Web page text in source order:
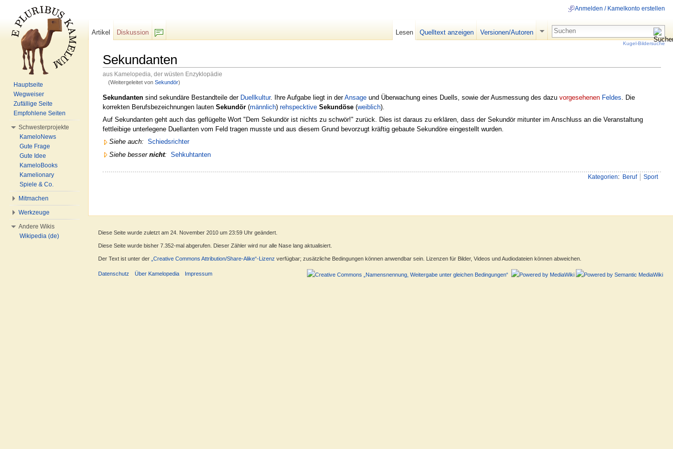
Sekundanten
aus Kamelopedia, der wüsten Enzyklopädie
(Weitergeleitet von Sekundör)
Sekundanten sind sekundäre Bestandteile der Duellkultur. Ihre Aufgabe liegt in derAnsage und Überwachung eines Duells, sowie der Ausmessung des dazu vorgesehenen Feldes . Die
korrekten Berufsbezeichnungen lauten Sekundör (männlich) rehspecktive Sekundöse (weiblich).
Auf Sekundanten geht auch das geflügelte Wort "Dem Sekundör ist nichts zu schwör!" zurück. Dies ist daraus zu erklären, dass der Sekundör mitunter im Anschluss an die Veranstaltung
fettleibige unterlegene Duellanten vom Feld tragen musste und aus diesem Grund bevorzugt kräftig gebaute Sekundöre eingestellt wurden.
Siehe auch: Schiedsrichter
Siehe besser nicht: Sehkuhtanten
Kategorien: Beruf Sport
Anmelden / Kamelkonto erstellen
Artikel
Diskussion
Lesen Quelltext anzeigen Versionen/Autoren
Kugel-Bildersuche
Hauptseite
Wegweiser
Zufällige Seite
Empfohlene Seiten
Schwesterprojekte
KameloNews
Gute Frage
Gute Idee
KameloBooks
Kamelionary
Spiele & Co.
Mitmachen
Werkzeuge
Andere Wikis
Wikipedia (de)
Diese Seite wurde zuletzt am 24. November 2010 um 23:59 Uhr geändert.
Diese Seite wurde bisher 7.352-mal abgerufen. Dieser Zähler wird nur alle Nase lang aktualisiert.
Der Text ist unter der „Creative Commons Attribution/Share-Alike“-Lizenz verfügbar; zusätzliche Bedingungen können anwendbar sein. Lizenzen für Bilder, Videos und Audiodateien können abweichen.
Datenschutz Über Kamelopedia Impressum